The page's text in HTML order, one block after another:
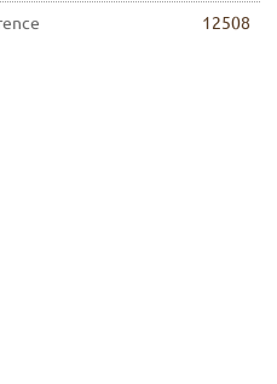
12508